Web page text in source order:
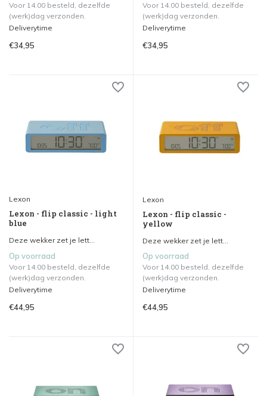
Voor 14.00 besteld, dezelfde
(werk)dag verzonden.
Deliverytime
€34,95
Voor 14.00 besteld, dezelfde
(werk)dag verzonden.
Deliverytime
€34,95
Lexon
Lexon - flip classic - light
blue
Deze wekker zet je lett...
Op voorraad
Voor 14.00 besteld, dezelfde
(werk)dag verzonden.
Deliverytime
€44,95
Lexon
Lexon - flip classic -
yellow
Deze wekker zet je lett...
Op voorraad
Voor 14.00 besteld, dezelfde
(werk)dag verzonden.
Deliverytime
€44,95